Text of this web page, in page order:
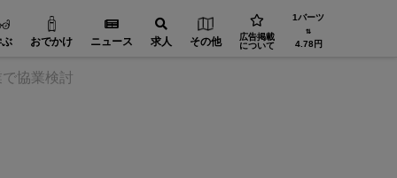
おでかけ ニュース 求人 その他
広告掲載
について
1バーツ
⇅
4.78円
協業検討